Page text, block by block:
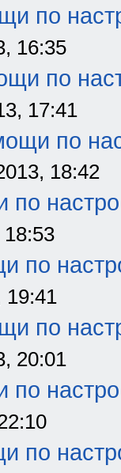
по
16:35
по
17:41
по
18:42
по
19:41
по
20:01
по